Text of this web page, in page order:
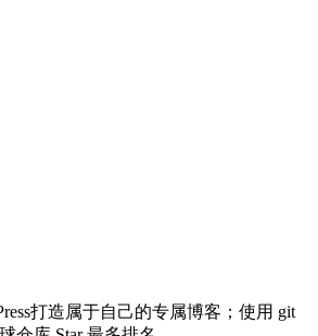
打造属于自己的专属博客；使用 git